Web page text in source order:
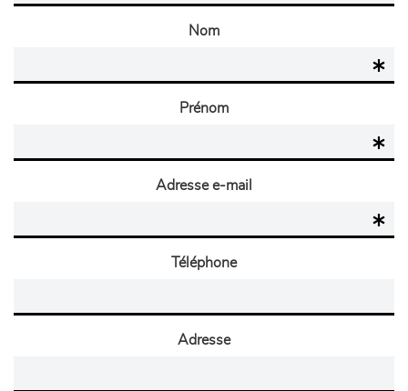
Nom
Prénom
Adresse e-mail
Téléphone
Adresse